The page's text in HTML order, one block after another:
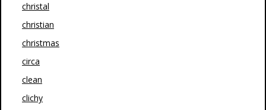
christal
christian
christmas
circa
clean
clichy